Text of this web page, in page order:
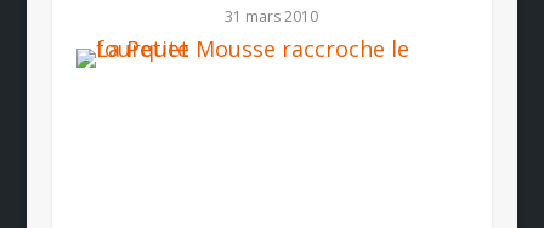
31 mars 2010